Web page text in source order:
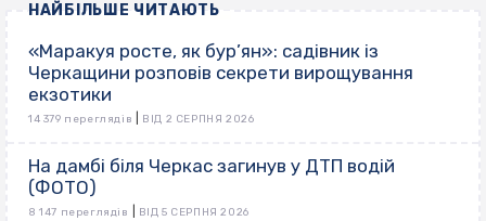
НАЙБІЛЬШЕ ЧИТАЮТЬ
«Маракуя росте, як бур’ян»: садівник із
Черкащини розповів секрети вирощування
екзотики
14 379 переглядів ВІД 2 СЕРПНЯ 2026
На дамбі біля Черкас загинув у ДТП водій
(ФОТО)
8 147 переглядів ВІД 5 СЕРПНЯ 2026